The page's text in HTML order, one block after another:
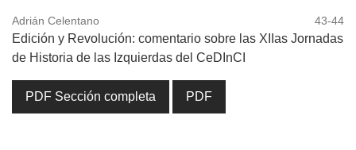
Adrián Celentano 43-44
Edición y Revolución: comentario sobre las XIIas Jornadas
de Historia de las Izquierdas del CeDInCI
PDF Sección completa PDF